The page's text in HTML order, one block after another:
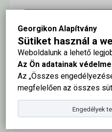
Georgikon Alapítvány
Sütiket használ a
Weboldalunk a lehető
Az Ön adatainak
Az „Összes
megfelelően az összes
Engedélyek
Felvételi 2026